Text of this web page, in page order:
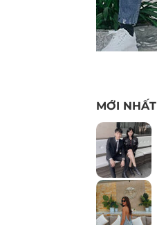
MỚI NHẤT